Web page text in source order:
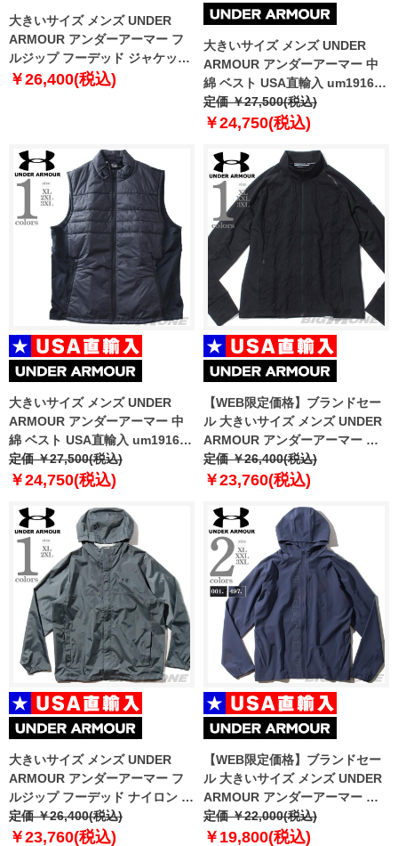
大きいサイズ メンズ UNDER
ARMOUR アンダーアーマー フ
ルジップ フーデッド ジャケット
CLOUDSTRIKE JACKET USA直
￥26,400(税込)
大きいサイズ メンズ UNDER
ARMOUR アンダーアーマー 中
綿 ベスト USA直輸入 um1916-
9512
定価 ￥27,500(税込)
￥24,750(税込)
大きいサイズ メンズ UNDER
ARMOUR アンダーアーマー 中
綿 ベスト USA直輸入 um1916-
999
定価 ￥27,500(税込)
￥24,750(税込)
【WEB限定価格】ブランドセー
ル 大きいサイズ メンズ UNDER
ARMOUR アンダーアーマー コ
ールドギア リアクター ラン イン
サレート ジャケット スポーツウ
定価 ￥26,400(税込)
￥23,760(税込)
大きいサイズ メンズ UNDER
ARMOUR アンダーアーマー フ
ルジップ フーデッド ナイロン ジ
ャケット USA直輸入 1374644-
012
定価 ￥26,400(税込)
￥23,760(税込)
【WEB限定価格】ブランドセー
ル 大きいサイズ メンズ UNDER
ARMOUR アンダーアーマー オ
リファイアー アウトランニング
ストーム ジャケット USA直輸入
定価 ￥22,000(税込)
￥19,800(税込)